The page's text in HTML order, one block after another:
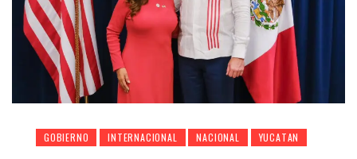
GOBIERNO INTERNACIONAL NACIONAL YUCATAN